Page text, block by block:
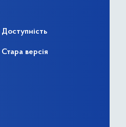
Доступність
Стара версія